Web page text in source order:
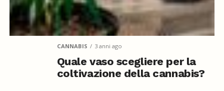
CANNABIS 3 anni ago
Quale vaso scegliere per la
coltivazione della cannabis?